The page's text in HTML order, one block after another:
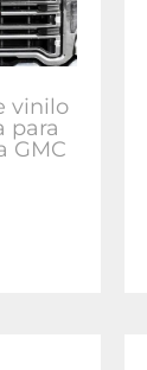
vinilo
para
GMC